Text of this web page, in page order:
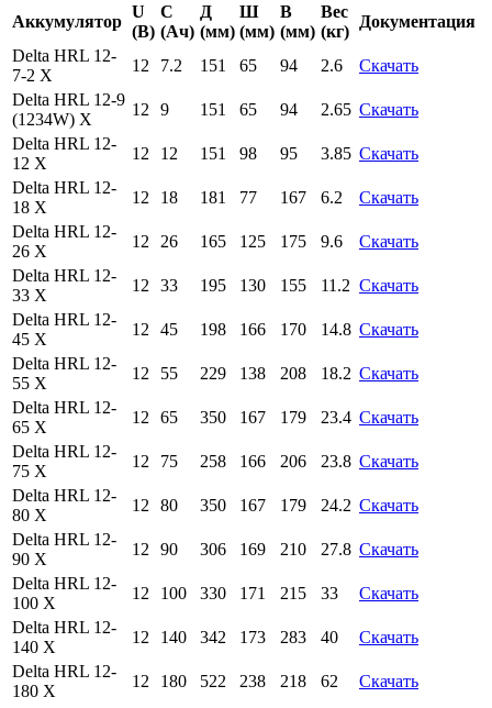
Аккумулятор
U
(В)
C
(Ач)
Д
(мм)
Ш
(мм)
В
(мм)
Вес
(кг)
Документация
Delta HRL 12-
7-2 X
12 7.2 151 65 94 2.6
Скачать
Delta HRL 12-9
(1234W) X
12 9 151 65 94 2.65 Скачать
Delta HRL 12-
12 X
12 12 151 98 95 3.85 Скачать
Delta HRL 12-
18 X
12 18 181 77 167 6.2
Скачать
Delta HRL 12-
26 X
12 26 165 125 175 9.6
Скачать
Delta HRL 12-
33 X
12 33 195 130 155 11.2 Скачать
Delta HRL 12-
45 X
12 45 198 166 170 14.8 Скачать
Delta HRL 12-
55 X
12 55 229 138 208 18.2 Скачать
Delta HRL 12-
65 X
12 65 350 167 179 23.4 Скачать
Delta HRL 12-
75 X
12 75 258 166 206 23.8 Скачать
Delta HRL 12-
80 X
12 80 350 167 179 24.2 Скачать
Delta HRL 12-
90 X
12 90 306 169 210 27.8 Скачать
Delta HRL 12-
100 X
12 100 330 171 215 33
Скачать
Delta HRL 12-
140 X
12 140 342 173 283 40
Скачать
Delta HRL 12-
180 X
12 180 522 238 218 62 Скачать